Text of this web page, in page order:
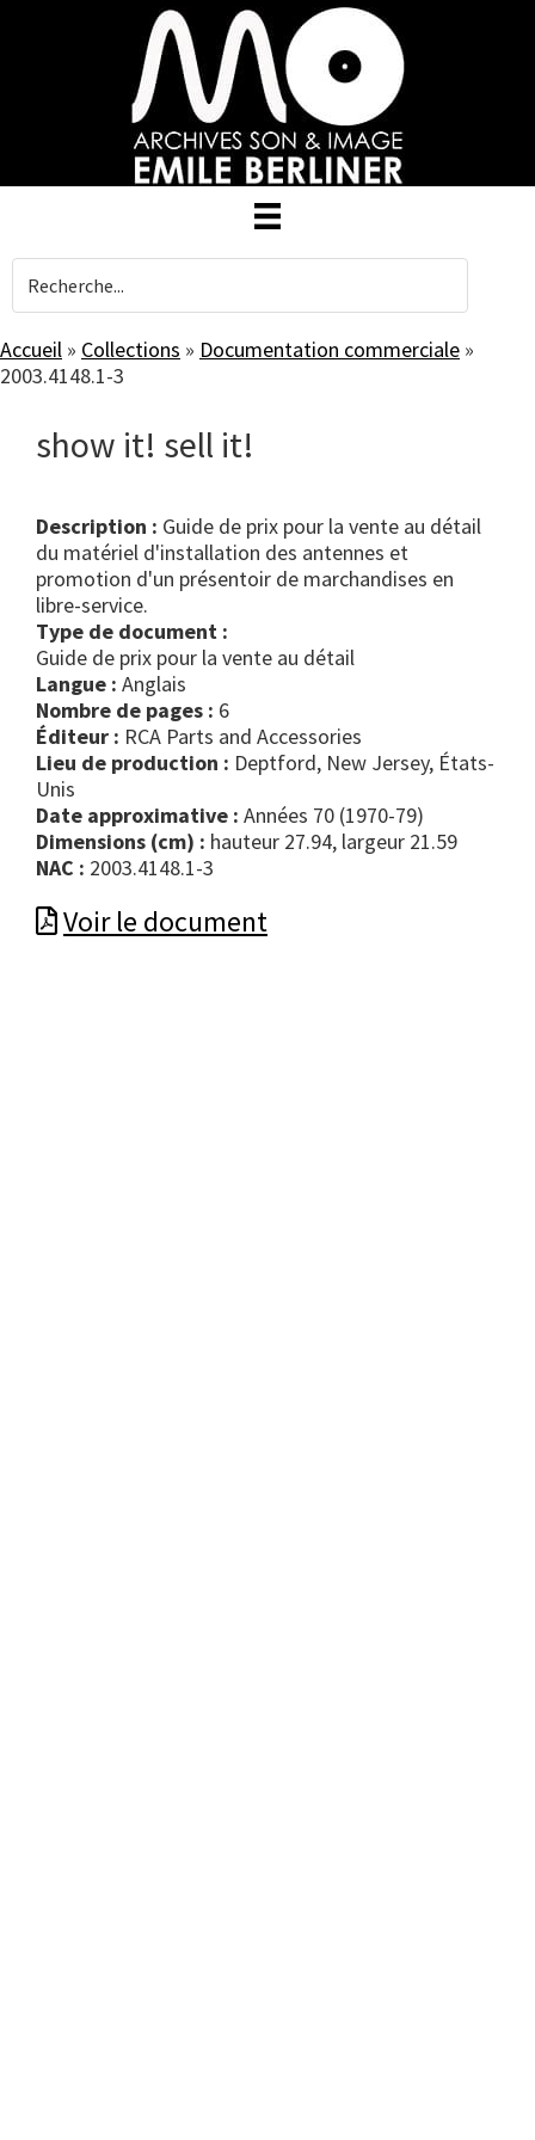
Accueil » Collections » Documentation commerciale »
2003.4148.1-3
show it! sell it!
Description : Guide de prix pour la vente au détail
du matériel d'installation des antennes et
promotion d'un présentoir de marchandises en
libre-service.
Type de document :
guide de prix pour la vente au détail
Langue : Anglais
Nombre de pages : 6
Éditeur : RCA Parts and Accessories
Lieu de production : Deptford, New Jersey, États-
Unis
Date approximative : Années 70 (1970-79)
Dimensions (cm) : hauteur 27.94, largeur 21.59
NAC : 2003.4148.1-3
Voir le document